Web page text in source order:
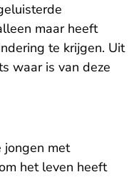
maar heeft
te krijgen. Uit
waar is van deze
met
het leven heeft